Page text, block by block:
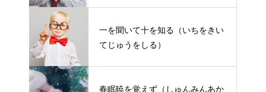
一を聞いて十を知る（いちをきい
てじゅうをしる）
春眠暁を覚えず（しゅんみんあか